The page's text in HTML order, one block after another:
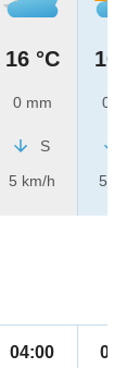
16 °C
0 mm
S
5 km/h
16 °C
0 mm
5 km/h
04:00 05:00